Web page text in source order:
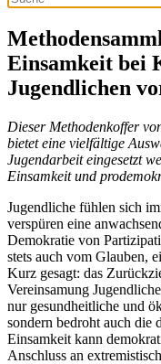
Einsamkeit bei
Jugendlichen
Dieser Methodenkoffer
bietet eine vielfältige
Jugendarbeit eingesetzt
Einsamkeit und
Jugendliche fühlen sich
verspüren eine
Demokratie von
stets auch vom Glauben,
Kurz gesagt: das
Vereinsamung
nur gesundheitliche und
sondern bedroht auch die
Einsamkeit kann
Anschluss an